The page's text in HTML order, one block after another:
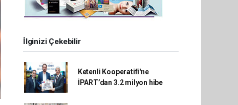
İlginizi Çekebilir
Ketenli Kooperatifi'ne
İPART’dan 3.2 milyon hibe